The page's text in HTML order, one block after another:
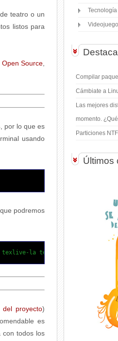
teatro o un
listos para
Open Source
, por lo que es
usando
podremos
la tex-extra texlive-latex-
del proyecto)
es
con todos los
Tecnología
Compilar
Cámbiate a
Las mejores
momento.
Particiones
Últimos